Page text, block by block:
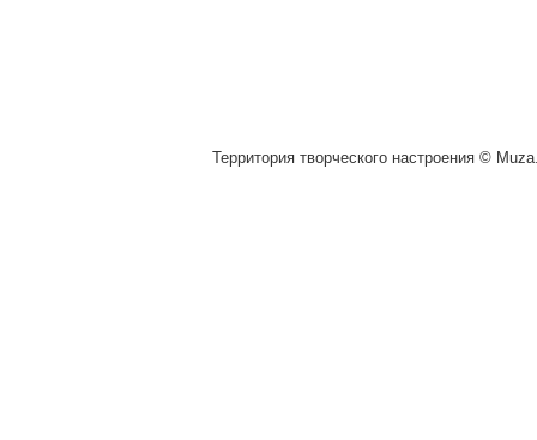
Территория творческого настроения ©